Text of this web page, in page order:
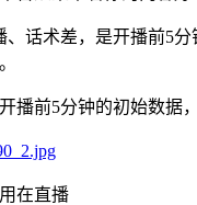
话术差，是开播前5
播前5分钟的初始数据
在直播